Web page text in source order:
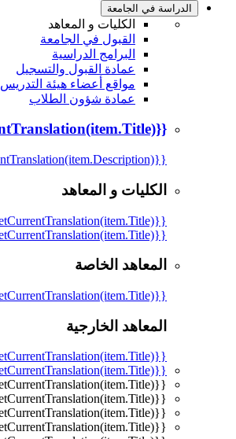
الدراسة في الجامعة
الكليات و المعاهد
القبول في الجامعة
البرامج الدراسية
عمادة القبول والتسجيل
مواقع أعضاء هيئة التدريس
عمادة شؤون الطلاب
{{mmc.getCurrentTranslation(item.Title)}}
{{mmc.getCurrentTranslation(item.Description)}}
الكليات و المعاهد
{{mmc.getCurrentTranslation(item.Title)}}
{{mmc.getCurrentTranslation(item.Title)}}
المعاهد الخاصة
{{mmc.getCurrentTranslation(item.Title)}}
المعاهد الخارجية
{{mmc.getCurrentTranslation(item.Title)}}
{{mmc.getCurrentTranslation(item.Title)}}
{{mmc.getCurrentTranslation(item.Title)}}
{{mmc.getCurrentTranslation(item.Title)}}
{{mmc.getCurrentTranslation(item.Title)}}
{{mmc.getCurrentTranslation(item.Title)}}